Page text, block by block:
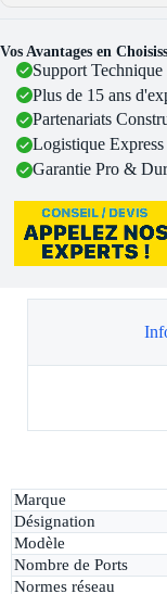
Vos Avantages en
Support Technique
Plus de 15 ans
Partenariats
Logistique
Garantie Pro &
Marque
Désignation
Modèle
Nombre de Ports
Normes réseau